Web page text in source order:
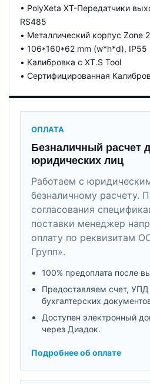
• PolyXeta XT-Передатчики
RS485
• Металлический корпус Zone 2
• 106*160*62 mm (w*h*d), IP55
• Калибровка с XT.S Tool
• Сертифицированная
ОПЛАТА
Безналичный расчет
юридических лиц
Работаем с
безналичному расчету.
согласования
поставки менеджер
оплату по реквизитам
Групп».
100% предоплата после
Предоставляем счет,
бухгалтерских
Доступен электронный
через Диадок.
Подробнее об оплате